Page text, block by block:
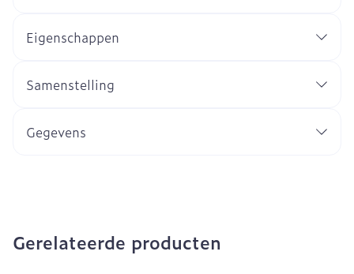
Eigenschappen
Samenstelling
Gegevens
Gerelateerde producten